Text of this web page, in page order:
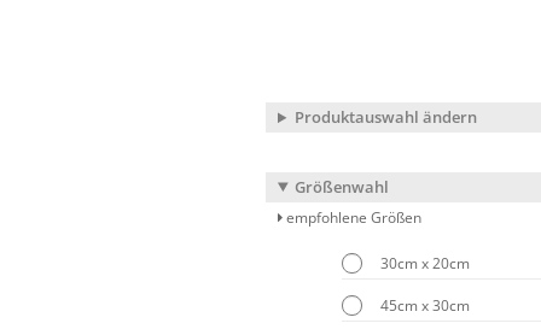
Produktauswahl ändern
Größenwahl
empfohlene Größen
30cm x 20cm
45cm x 30cm